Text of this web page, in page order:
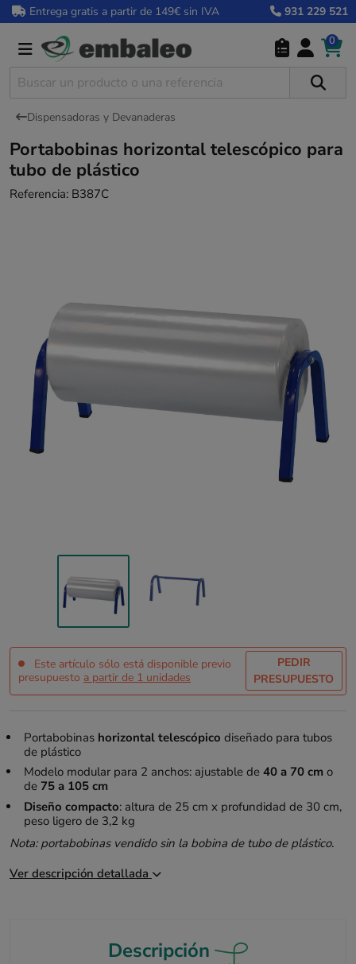
Entrega gratis a partir de 149€ sin IVA 931 229 521
0
Dispensadoras y Devanaderas
Portabobinas horizontal telescópico para
tubo de plástico
Referencia: B387C
Este artículo sólo está disponible previo
presupuesto a partir de 1 unidades
PEDIR
PRESUPUESTO
Portabobinas horizontal telescópico diseñado para tubos
de plástico
Modelo modular para 2 anchos: ajustable de 40 a 70 cm o
de 75 a 105 cm
Diseño compacto: altura de 25 cm x profundidad de 30 cm,
peso ligero de 3,2 kg
Nota: portabobinas vendido sin la bobina de tubo de plástico.
Ver descripción detallada
Descripción